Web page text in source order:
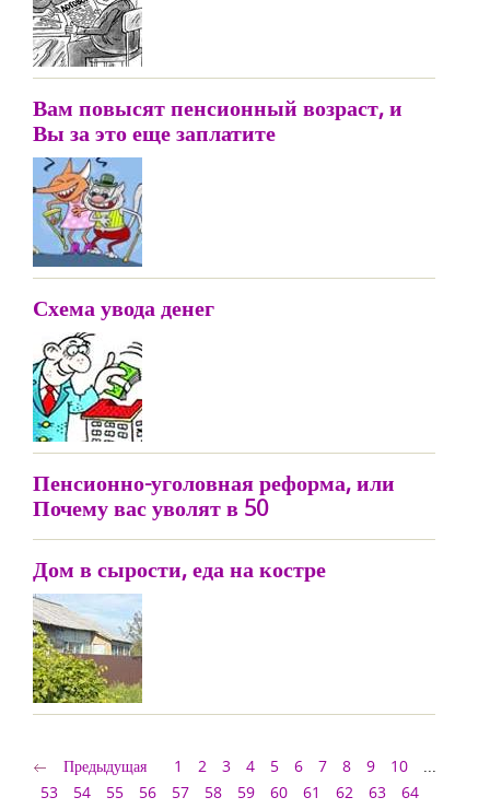
Вам повысят пенсионный возраст, и
Вы за это еще заплатите
Схема увода денег
Пенсионно-уголовная реформа, или
Почему вас уволят в 50
Дом в сырости, еда на костре
Предыдущая 1 2 3 4 5 6 7 8 9 10
...
53
54 55 56 57 58 59 60 61 62 63
64